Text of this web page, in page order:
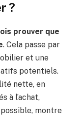
?
prouver que
. Cela passe par
et une
potentiels.
nette, en
à l’achat,
montre